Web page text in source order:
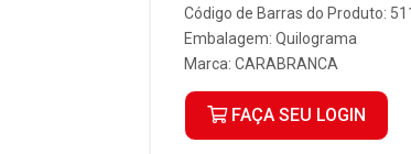
Código de Barras do Produto:
Embalagem: Quilograma
Marca: CARABRANCA
FAÇA SEU LOGIN